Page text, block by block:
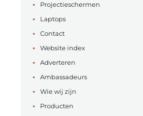
Projectieschermen
Laptops
Contact
Website index
Adverteren
Ambassadeurs
Wie wij zijn
Producten